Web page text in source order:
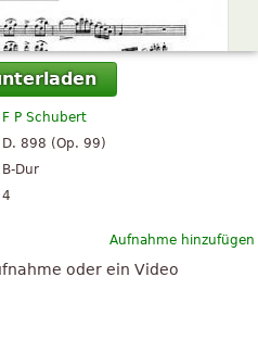
F P Schubert
D. 898 (Op. 99)
B-Dur
4
Aufnahme hinzufügen
oder ein Video